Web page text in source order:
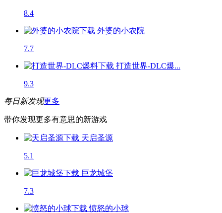
8.4
外婆的小农院
7.7
打造世界-DLC爆...
9.3
每日新发现更多
带你发现更多有意思的新游戏
天启圣源
5.1
巨龙城堡
7.3
愤怒的小球